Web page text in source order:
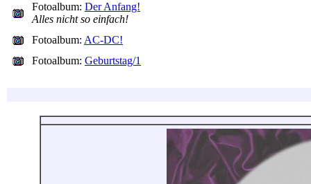
Fotoalbum: Der Anfang!
Alles nicht so einfach!
Fotoalbum: AC-DC!
Fotoalbum: Geburtstag/1